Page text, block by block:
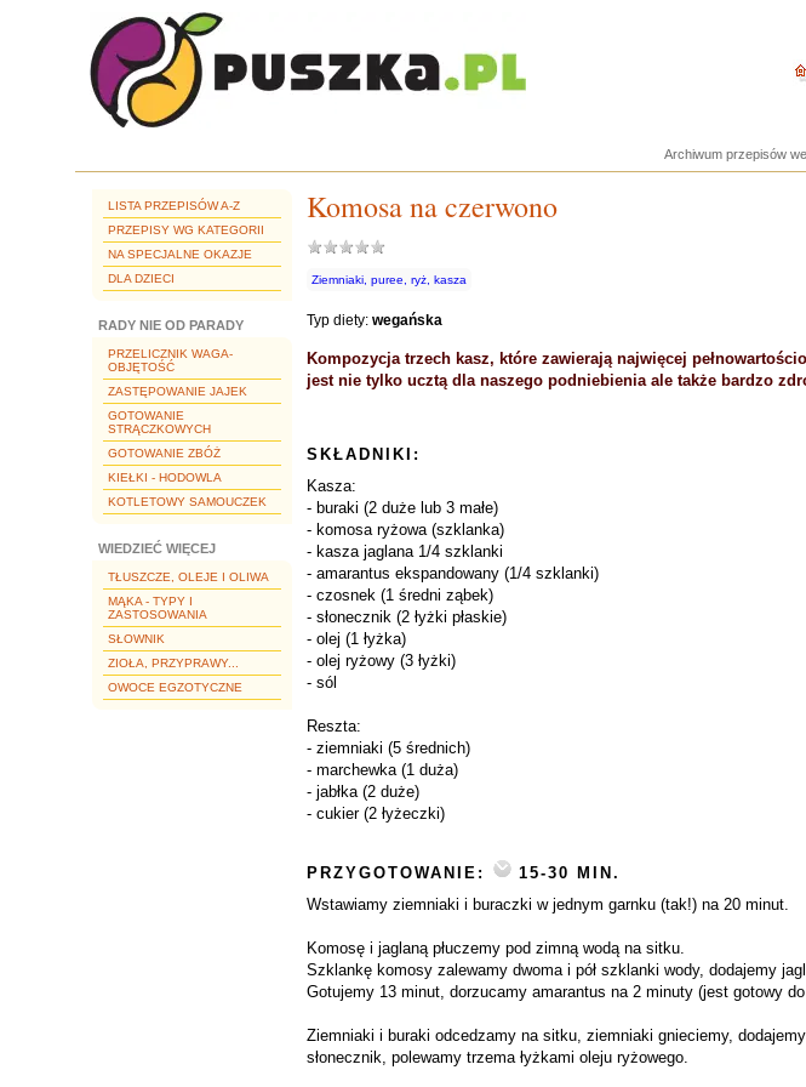
Archiwum przepisów
LISTA PRZEPISÓW A-Z
PRZEPISY WG KATEGORII
NA SPECJALNE OKAZJE
DLA DZIECI
RADY NIE OD PARADY
PRZELICZNIK WAGA-
OBJĘTOŚĆ
ZASTĘPOWANIE JAJEK
GOTOWANIE
STRĄCZKOWYCH
GOTOWANIE ZBÓŻ
KIEŁKI - HODOWLA
KOTLETOWY SAMOUCZEK
WIEDZIEĆ WIĘCEJ
TŁUSZCZE, OLEJE I OLIWA
MĄKA - TYPY I
ZASTOSOWANIA
SŁOWNIK
ZIOŁA, PRZYPRAWY...
OWOCE EGZOTYCZNE
Komosa na czerwono
Ziemniaki, puree, ryż, kasza
Typ diety: wegańska
Kompozycja trzech kasz, które zawierają najwięcej
jest nie tylko ucztą dla naszego podniebienia ale także bardzo
SKŁADNIKI:
Kasza:
- buraki (2 duże lub 3 małe)
- komosa ryżowa (szklanka)
- kasza jaglana 1/4 szklanki
- amarantus ekspandowany (1/4 szklanki)
- czosnek (1 średni ząbek)
- słonecznik (2 łyżki płaskie)
- olej (1 łyżka)
- olej ryżowy (3 łyżki)
- sól
Reszta:
- ziemniaki (5 średnich)
- marchewka (1 duża)
- jabłka (2 duże)
- cukier (2 łyżeczki)
PRZYGOTOWANIE:
15-30 MIN.
Wstawiamy ziemniaki i buraczki w jednym garnku (tak!) na 20 minut.
Komosę i jaglaną płuczemy pod zimną wodą na sitku.
Szklankę komosy zalewamy dwoma i pół szklanki wody, dodajemy
Gotujemy 13 minut, dorzucamy amarantus na 2 minuty (jest gotowy
Ziemniaki i buraki odcedzamy na sitku, ziemniaki gnieciemy,
słonecznik, polewamy trzema łyżkami oleju ryżowego.